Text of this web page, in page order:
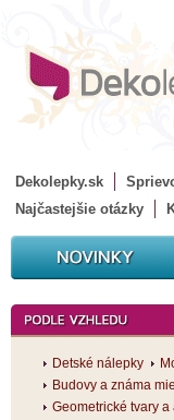
Dekolepky.sk
Najčastejšie otázky
Detské nálepky
Budovy a známa
Geometrické tvary a